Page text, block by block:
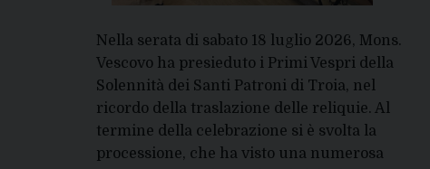
Nella serata di sabato 18 luglio 2026, Mons.
Vescovo ha presieduto i Primi Vespri della
Solennità dei Santi Patroni di Troia, nel
ricordo della traslazione delle reliquie. Al
termine della celebrazione si è svolta la
processione, che ha visto una numerosa